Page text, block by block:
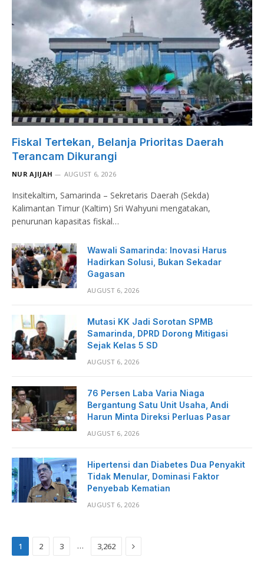
Fiskal Tertekan, Belanja Prioritas Daerah
Terancam Dikurangi
NUR AJIJAH AUGUST 6, 2026
Insitekaltim, Samarinda – Sekretaris Daerah (Sekda)
Kalimantan Timur (Kaltim) Sri Wahyuni mengatakan,
penurunan kapasitas fiskal…
Wawali Samarinda: Inovasi Harus
Hadirkan Solusi, Bukan Sekadar
Gagasan
AUGUST 6, 2026
Mutasi KK Jadi Sorotan SPMB
Samarinda, DPRD Dorong Mitigasi
Sejak Kelas 5 SD
AUGUST 6, 2026
76 Persen Laba Varia Niaga
Bergantung Satu Unit Usaha, Andi
Harun Minta Direksi Perluas Pasar
AUGUST 6, 2026
Hipertensi dan Diabetes Dua Penyakit
Tidak Menular, Dominasi Faktor
Penyebab Kematian
AUGUST 6, 2026
1 2 3 … 3,262 Next